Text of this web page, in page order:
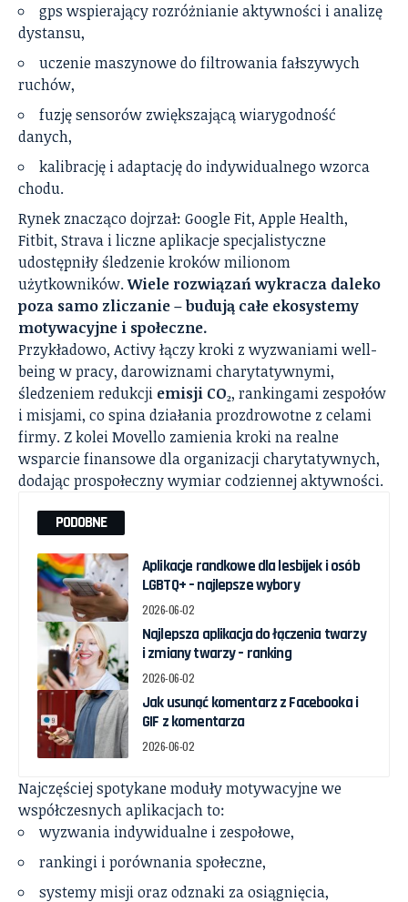
gps wspierający rozróżnianie aktywności i analizę
dystansu,
uczenie maszynowe do filtrowania fałszywych
ruchów,
fuzję sensorów zwiększającą wiarygodność
danych,
kalibrację i adaptację do indywidualnego wzorca
chodu.
Rynek znacząco dojrzał: Google Fit, Apple Health,
Fitbit, Strava i liczne aplikacje specjalistyczne
udostępniły śledzenie kroków milionom
użytkowników.Wiele rozwiązań wykracza daleko
poza samo zliczanie – budują całe ekosystemy
motywacyjne i społeczne.
Przykładowo, Activy łączy kroki z wyzwaniami well-
being w pracy, darowiznami charytatywnymi,
śledzeniem redukcji emisji CO₂, rankingami zespołów
i misjami, co spina działania prozdrowotne z celami
firmy. Z kolei Movello zamienia kroki na realne
wsparcie finansowe dla organizacji charytatywnych,
dodając prospołeczny wymiar codziennej aktywności.
PODOBNE
Aplikacje randkowe dla lesbijek i osób
LGBTQ+ – najlepsze wybory
2026-06-02
Najlepsza aplikacja do łączenia twarzy
i zmiany twarzy – ranking
2026-06-02
Jak usunąć komentarz z Facebooka i
GIF z komentarza
2026-06-02
Najczęściej spotykane moduły motywacyjne we
współczesnych aplikacjach to:
wyzwania indywidualne i zespołowe,
rankingi i porównania społeczne,
systemy misji oraz odznaki za osiągnięcia,